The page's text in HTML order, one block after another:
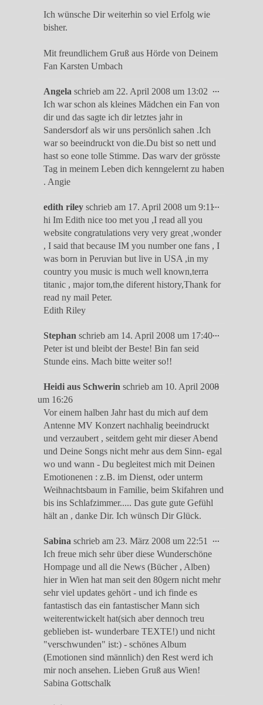
Ich wünsche Dir weiterhin so viel Erfolg wie
bisher.
Mit freundlichem Gruß aus Hörde von Deinem
Fan Karsten Umbach
Angelaschrieb am 22. April 2008 um 13:02
Ich war schon als kleines Mädchen ein Fan von
dir und das sagte ich dir letztes jahr in
Sandersdorf als wir uns persönlich sahen .Ich
war so beeindruckt von die.Du bist so nett und
hast so eone tolle Stimme. Das warv der grösste
Tag in meinem Leben dich kenngelernt zu haben
. Angie
...Diese
ein-/
edith rileyschrieb am 17. April 2008 um 9:11
hi Im Edith nice too met you ,I read all you
website congratulations very very great ,wonder
, I said that because IM you number one fans , I
was born in Peruvian but live in USA ,in my
country you music is much well known,terra
titanic , major tom,the diferent history,Thank for
read ny mail Peter.
Edith Riley
...Diese
Stephanschrieb am 14. April 2008 um 17:40
Peter ist und bleibt der Beste! Bin fan seid
Stunde eins. Mach bitte weiter so!!
...Diese
Heidi aus Schwerinschrieb am 10. April 2008
um 16:26
Vor einem halben Jahr hast du mich auf dem
Antenne MV Konzert nachhalig beeindruckt
und verzaubert , seitdem geht mir dieser Abend
und Deine Songs nicht mehr aus dem Sinn- egal
wo und wann - Du begleitest mich mit Deinen
Emotionenen : z.B. im Dienst, oder unterm
Weihnachtsbaum in Familie, beim Skifahren und
bis ins Schlafzimmer..... Das gute gute Gefühl
hält an , danke Dir. Ich wünsch Dir Glück.
...Diese
Sabinaschrieb am 23. März 2008 um 22:51
Ich freue mich sehr über diese Wunderschöne
Hompage und all die News (Bücher , Alben)
hier in Wien hat man seit den 80gern nicht mehr
sehr viel updates gehört - und ich finde es
fantastisch das ein fantastischer Mann sich
weiterentwickelt hat(sich aber dennoch treu
geblieben ist- wunderbare TEXTE!) und nicht
"verschwunden" ist:) - schönes Album
(Emotionen sind männlich) den Rest werd ich
mir noch ansehen. Lieben Gruß aus Wien!
Sabina Gottschalk
...Diese